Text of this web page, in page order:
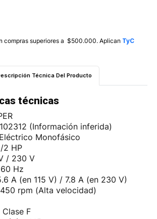
compras superiores a $500.000. Aplican TyC
Técnica Del Producto
técnicas
102312 (Información inferida)
Monofásico
2 HP
/ 230 V
60 Hz
A (en 115 V) / 7.8 A (en 230 V)
rpm (Alta velocidad)
Clase F